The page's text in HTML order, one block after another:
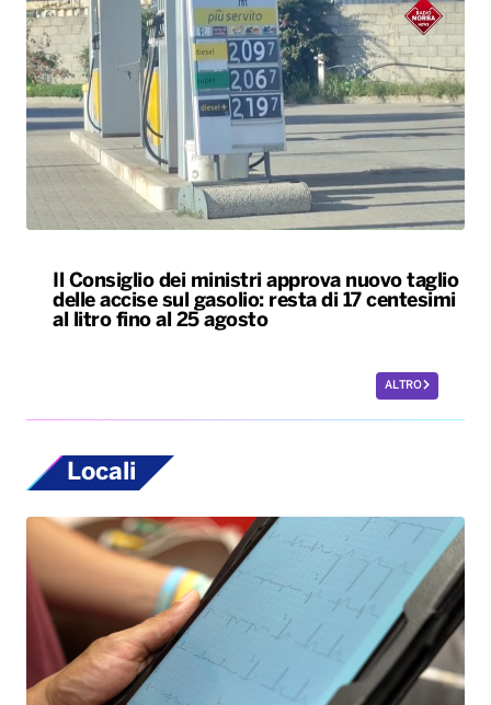
Il Consiglio dei ministri approva nuovo taglio
delle accise sul gasolio: resta di 17 centesimi
al litro fino al 25 agosto
ALTRO
Locali